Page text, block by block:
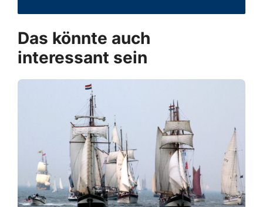
Das könnte auch
interessant sein